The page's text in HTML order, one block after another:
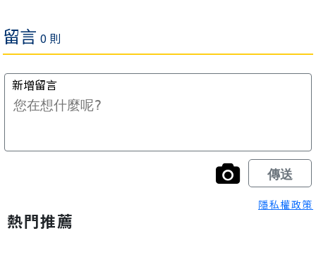
隱私權政策
熱門推薦